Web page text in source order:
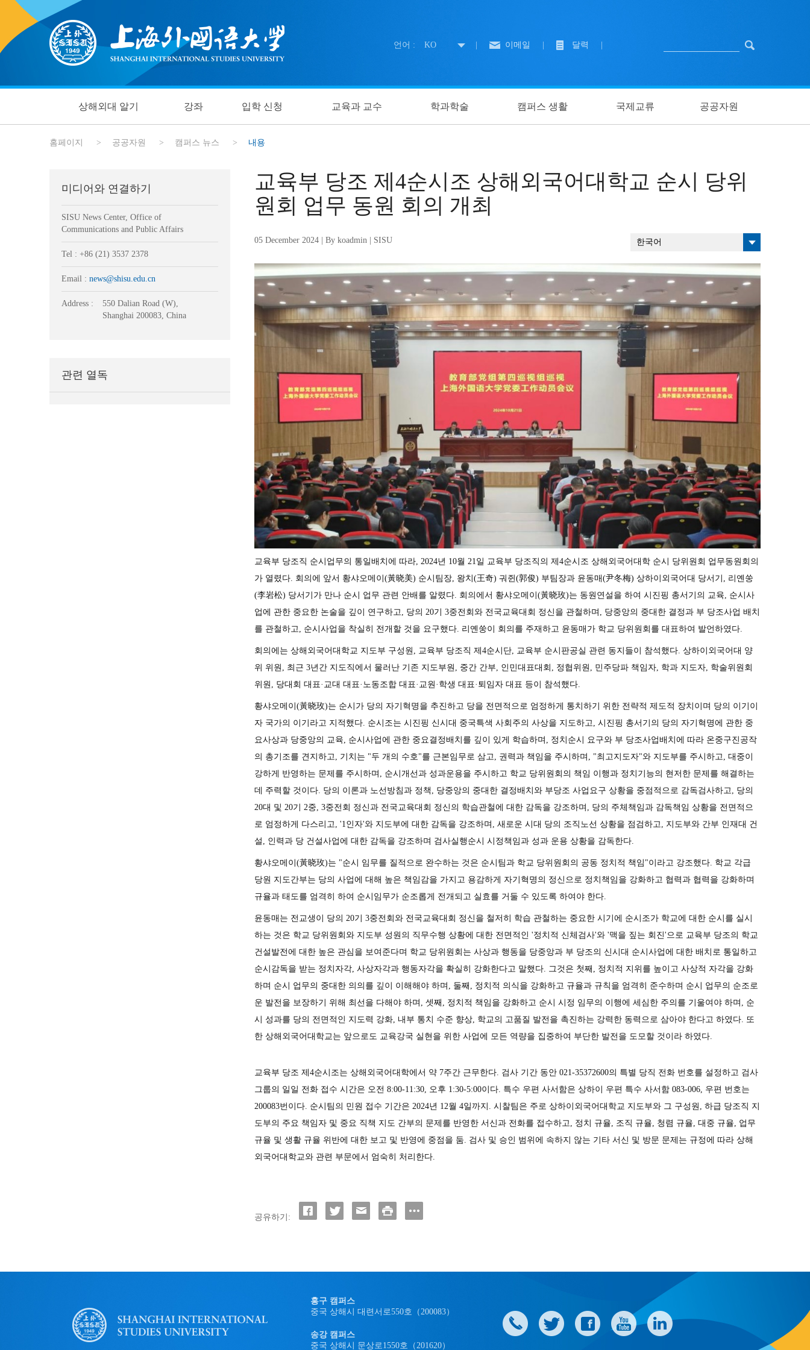
언어 : KO 이메일 달력
상해외대 알기 강좌 입학 신청 교육과 교수 학과학술 캠퍼스 생활 국제교류 공공자원
홈페이지 > 공공자원 > 캠퍼스 뉴스 > 내용
미디어와 연결하기
SISU News Center, Office of
Communications and Public Affairs
Tel : +86 (21) 3537 2378
Email : news@shisu.edu.cn
Address :
550 Dalian Road (W),
Shanghai 200083, China
관련 열독
교육부 당조 제4순시조 상해외국어대학교 순시 당위
원회 업무 동원 회의 개최
05 December 2024 | By koadmin | SISU 한국어
교육부 당조직 순시업무의 통일배치에 따라, 2024년 10월 21일 교육부 당조직의 제4순시조 상해외국어대학 순시 당위원회 업무동원회의
가 열렸다. 회의에 앞서 황샤오메이(黃晓美) 순시팀장, 왕치(王奇) 궈쥔(郭俊) 부팀장과 윤동매(尹冬梅) 상하이외국어대 당서기, 리옌쑹
(李岩松) 당서기가 만나 순시 업무 관련 안배를 알렸다. 회의에서 황샤오메이(黃晓玫)는 동원연설을 하여 시진핑 총서기의 교육, 순시사
업에 관한 중요한 논술을 깊이 연구하고, 당의 20기 3중전회와 전국교육대회 정신을 관철하며, 당중앙의 중대한 결정과 부 당조사업 배치
를 관철하고, 순시사업을 착실히 전개할 것을 요구했다. 리옌쑹이 회의를 주재하고 윤동매가 학교 당위원회를 대표하여 발언하였다.
회의에는 상해외국어대학교 지도부 구성원, 교육부 당조직 제4순시단, 교육부 순시판공실 관련 동지들이 참석했다. 상하이외국어대 양
위 위원, 최근 3년간 지도직에서 물러난 기존 지도부원, 중간 간부, 인민대표대회, 정협위원, 민주당파 책임자, 학과 지도자, 학술위원회
위원, 당대회 대표·교대 대표·노동조합 대표·교원·학생 대표·퇴임자 대표 등이 참석했다.
황샤오메이(黃晓玫)는 순시가 당의 자기혁명을 추진하고 당을 전면적으로 엄정하게 통치하기 위한 전략적 제도적 장치이며 당의 이기이
자 국가의 이기라고 지적했다. 순시조는 시진핑 신시대 중국특색 사회주의 사상을 지도하고, 시진핑 총서기의 당의 자기혁명에 관한 중
요사상과 당중앙의 교육, 순시사업에 관한 중요결정배치를 깊이 있게 학습하며, 정치순시 요구와 부 당조사업배치에 따라 온중구진공작
의 총기조를 견지하고, 기치는 "두 개의 수호"를 근본임무로 삼고, 권력과 책임을 주시하며, "최고지도자"와 지도부를 주시하고, 대중이
강하게 반영하는 문제를 주시하며, 순시개선과 성과운용을 주시하고 학교 당위원회의 책임 이행과 정치기능의 현저한 문제를 해결하는
데 주력할 것이다. 당의 이론과 노선방침과 정책, 당중앙의 중대한 결정배치와 부당조 사업요구 상황을 중점적으로 감독검사하고, 당의
20대 및 20기 2중, 3중전회 정신과 전국교육대회 정신의 학습관철에 대한 감독을 강조하며, 당의 주체책임과 감독책임 상황을 전면적으
로 엄정하게 다스리고, '1인자'와 지도부에 대한 감독을 강조하며, 새로운 시대 당의 조직노선 상황을 점검하고, 지도부와 간부 인재대 건
설, 인력과 당 건설사업에 대한 감독을 강조하며 검사실행순시 시정책임과 성과 운용 상황을 감독한다.
황샤오메이(黃晓玫)는 "순시 임무를 질적으로 완수하는 것은 순시팀과 학교 당위원회의 공동 정치적 책임"이라고 강조했다. 학교 각급
당원 지도간부는 당의 사업에 대해 높은 책임감을 가지고 용감하게 자기혁명의 정신으로 정치책임을 강화하고 협력과 협력을 강화하며
규율과 태도를 엄격히 하여 순시임무가 순조롭게 전개되고 실효를 거둘 수 있도록 하여야 한다.
윤동매는 전교생이 당의 20기 3중전회와 전국교육대회 정신을 철저히 학습 관철하는 중요한 시기에 순시조가 학교에 대한 순시를 실시
하는 것은 학교 당위원회와 지도부 성원의 직무수행 상황에 대한 전면적인 '정치적 신체검사'와 '맥을 짚는 회진'으로 교육부 당조의 학교
건설발전에 대한 높은 관심을 보여준다며 학교 당위원회는 사상과 행동을 당중앙과 부 당조의 신시대 순시사업에 대한 배치로 통일하고
순시감독을 받는 정치자각, 사상자각과 행동자각을 확실히 강화한다고 말했다. 그것은 첫째, 정치적 지위를 높이고 사상적 자각을 강화
하며 순시 업무의 중대한 의의를 깊이 이해해야 하며, 둘째, 정치적 의식을 강화하고 규율과 규칙을 엄격히 준수하며 순시 업무의 순조로
운 발전을 보장하기 위해 최선을 다해야 하며, 셋째, 정치적 책임을 강화하고 순시 시정 임무의 이행에 세심한 주의를 기울여야 하며, 순
시 성과를 당의 전면적인 지도력 강화, 내부 통치 수준 향상, 학교의 고품질 발전을 촉진하는 강력한 동력으로 삼아야 한다고 하였다. 또
한 상해외국어대학교는 앞으로도 교육강국 실현을 위한 사업에 모든 역량을 집중하여 부단한 발전을 도모할 것이라 하였다.
교육부 당조 제4순시조는 상해외국어대학에서 약 7주간 근무한다. 검사 기간 동안 021-35372600의 특별 당직 전화 번호를 설정하고 검사
그룹의 일일 전화 접수 시간은 오전 8:00-11:30, 오후 1:30-5:00이다. 특수 우편 사서함은 상하이 우편 특수 사서함 083-006, 우편 번호는
200083번이다. 순시팀의 민원 접수 기간은 2024년 12월 4일까지. 시찰팀은 주로 상하이외국어대학교 지도부와 그 구성원, 하급 당조직 지
도부의 주요 책임자 및 중요 직책 지도 간부의 문제를 반영한 서신과 전화를 접수하고, 정치 규율, 조직 규율, 청렴 규율, 대중 규율, 업무
규율 및 생활 규율 위반에 대한 보고 및 반영에 중점을 둠. 검사 및 승인 범위에 속하지 않는 기타 서신 및 방문 문제는 규정에 따라 상해
외국어대학교와 관련 부문에서 엄숙히 처리한다.
공유하기:
홍구 캠퍼스
중국 상해시 대련서로550호（200083）
송강 캠퍼스
중국 상해시 문상로1550호（201620）